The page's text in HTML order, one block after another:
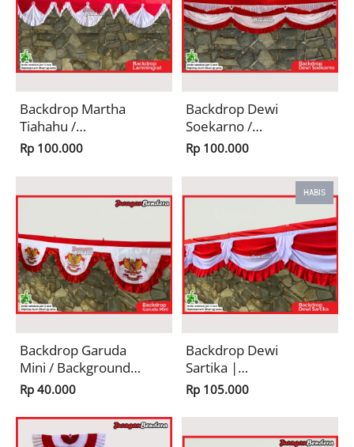
Backdrop Martha
Tiahahu /
Background
Risplang Merah
Putih Panjang
Dekorasi
Kemerdekaan HUT
RI
Rp 100.000
Backdrop Dewi
Soekarno /
Background
Risplang Merah
Putih Panjang
Dekorasi
Rp 100.000
Backdrop Garuda
Mini / Background
Risplang Merah
Putih Panjang
Dekorasi
Kemerdekaan HUT
Rp 40.000
HABIS
Backdrop Dewi
Sartika |
Background
Risplang Merah
Putih Panjang
Dekorasi
Rp 105.000